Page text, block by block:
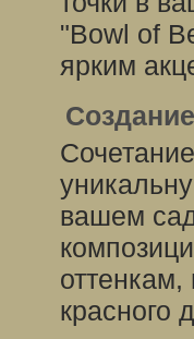
"Bowl of
ярким
вашем
оттенкам,
красного